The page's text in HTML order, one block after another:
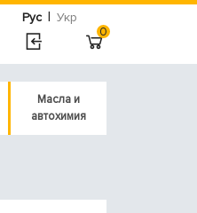
Рус | Укр
0
Масла и
автохимия